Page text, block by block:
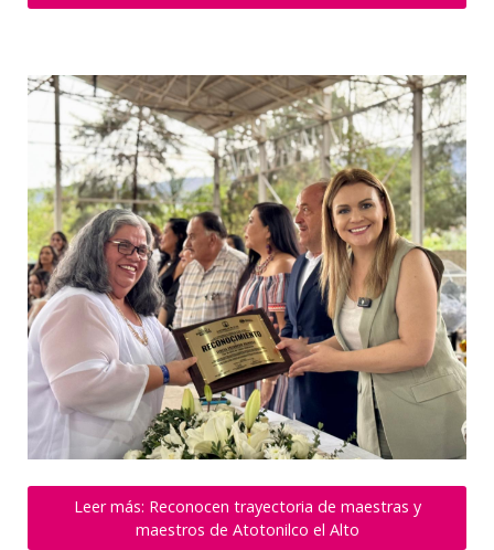
Leer más: Reconocen trayectoria de maestras y
maestros de Atotonilco el Alto